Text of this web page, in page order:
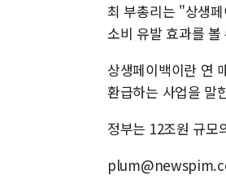
최 부총리는 "상생
소비 유발 효과를
상생페이백이란 연
환급하는 사업을 말
정부는 12조원 규모